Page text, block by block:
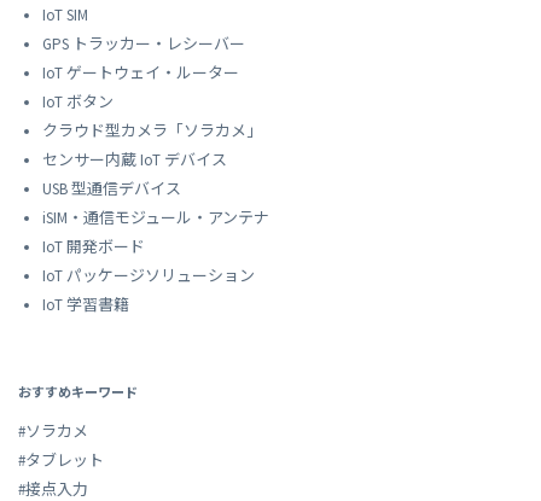
IoT SIM
GPS トラッカー・レシーバー
IoT ゲートウェイ・ルーター
IoT ボタン
クラウド型カメラ「ソラカメ」
センサー内蔵 IoT デバイス
USB 型通信デバイス
iSIM・通信モジュール・アンテナ
IoT 開発ボード
IoT パッケージソリューション
IoT 学習書籍
おすすめキーワード
#ソラカメ
#タブレット
#接点入力